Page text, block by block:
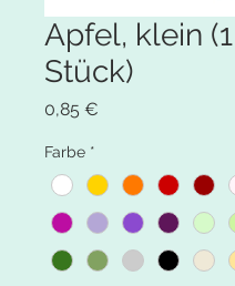
Apfel, klein (1
Stück)
0,85 €
Farbe *